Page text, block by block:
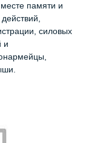
памяти и
силовых
и